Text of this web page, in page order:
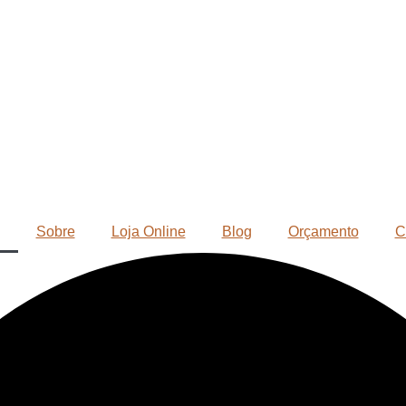
Sobre Loja Online Blog Orçamento